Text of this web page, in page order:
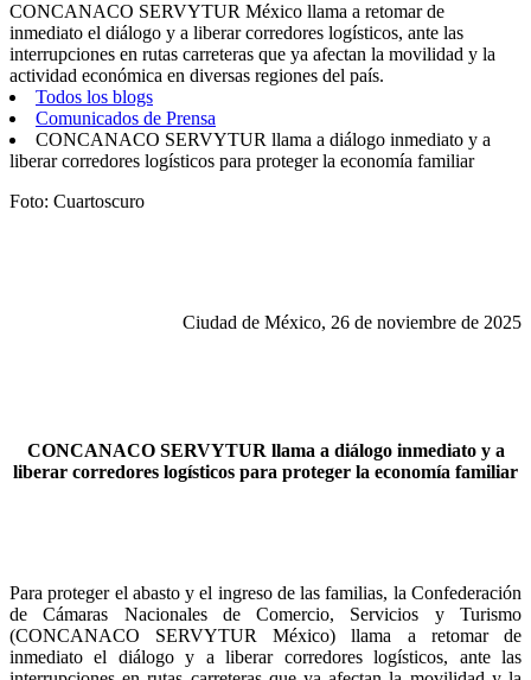
CONCANACO SERVYTUR México llama a retomar de
inmediato el diálogo y a liberar corredores logísticos, ante las
interrupciones en rutas carreteras que ya afectan la movilidad y la
actividad económica en diversas regiones del país.
Todos los blogs
Comunicados de Prensa
CONCANACO SERVYTUR llama a diálogo inmediato y a
liberar corredores logísticos para proteger la economía familiar
Foto: Cuartoscuro
Ciudad de México, 26 de noviembre de 2025
CONCANACO SERVYTUR llama a diálogo inmediato y a
liberar corredores logísticos para proteger la economía familiar
Para proteger el abasto y el ingreso de las familias, la Confederación
de Cámaras Nacionales de Comercio, Servicios y Turismo
(CONCANACO SERVYTUR México) llama a retomar de
inmediato el diálogo y a liberar corredores logísticos, ante las